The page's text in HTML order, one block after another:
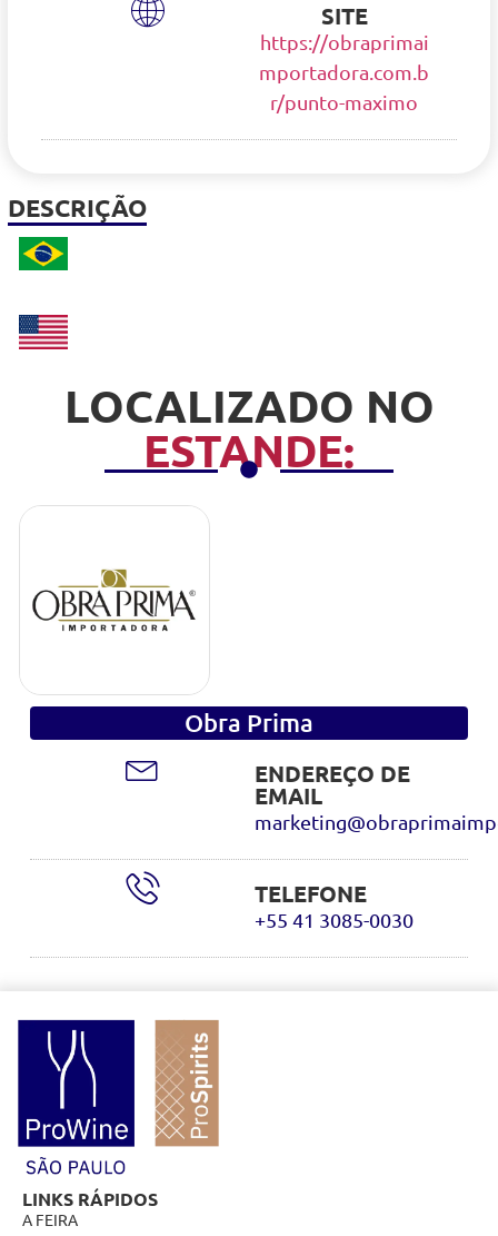
DESCRIÇÃO
LOCALIZADO NO
ESTANDE:
Obra Prima
ENDEREÇO DE
EMAIL
TELEFONE
+55 41 3085-0030
SITE
https://obraprimai
mportadora.com.b
r/punto-maximo
LINKS RÁPIDOS
A FEIRA